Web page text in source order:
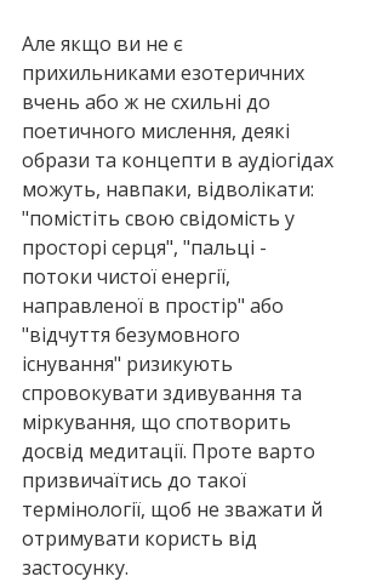
Але якщо ви не є
прихильниками езотеричних
вчень або ж не схильні до
поетичного мислення, деякі
образи та концепти в аудіогідах
можуть, навпаки, відволікати:
"помістіть свою свідомість у
просторі серця", "пальці -
потоки чистої енергії,
направленої в простір" або
"відчуття безумовного
існування" ризикують
спровокувати здивування та
міркування, що спотворить
досвід медитації. Проте варто
призвичаїтись до такої
термінології, щоб не зважати й
отримувати користь від
застосунку.